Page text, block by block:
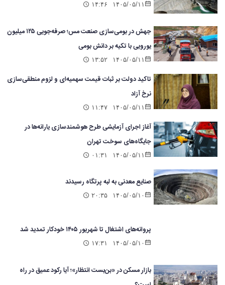
۱۴۰۵/۰۵/۱۱ ۱۴:۴۶
جهش در بومی‌سازی صنعت مس؛ صرفه‌جویی ۱۲۵ میلیون
یورویی با تکیه بر دانش بومی
۱۴۰۵/۰۵/۱۱ ۱۳:۵۲
تاکید دولت بر ثبات قیمت سهمیه‌ای و لزوم منطقی‌سازی
نرخ آزاد
۱۴۰۵/۰۵/۱۱ ۱۱:۴۷
آغاز اجرای آزمایشی طرح هوشمندسازی یارانه‌ها در
جایگاه‌های سوخت تهران
۱۴۰۵/۰۵/۱۱ ۰۱:۳۱
صنایع معدنی به لبه پرتگاه رسیدند
۱۴۰۵/۰۵/۱۰ ۲۰:۳۵
پروانه‌های اشتغال تا شهریور ۱۴۰۵ خودکار تمدید شد
۱۴۰۵/۰۵/۱۰ ۱۷:۳۱
بازار مسکن در «بن‌بست انتظار»؛ آیا رکود عمیق در راه